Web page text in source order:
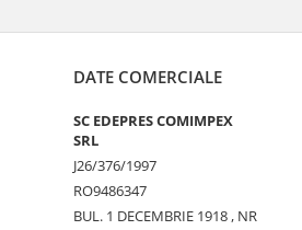
DATE COMERCIALE
SC EDEPRES COMIMPEX
SRL
J26/376/1997
RO9486347
BUL. 1 DECEMBRIE 1918 , NR